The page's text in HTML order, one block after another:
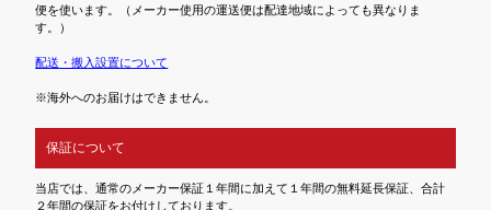
便を使います。（メーカー使用の運送便は配達地域によっても異なりま
す。）
配送・搬入設置について
※海外へのお届けはできません。
保証について
当店では、通常のメーカー保証１年間に加えて１年間の無料延長保証、合計
２年間の保証をお付けしております。